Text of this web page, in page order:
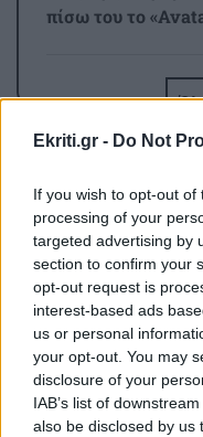
Ekriti.gr - Do Not
If you wish to opt-out
processing of your
targeted advertising by
section to confirm your
opt-out request is
interest-based ads
us or personal
your opt-out. You may
disclosure of your
IAB’s list of
also be disclosed by us
πίσω του το
3.000 ναυτικά
ΣΠΙΤΙ
Κατσαρίδα στο
ανησυχήσουμε
ΚΟΣΜΟΣ
Εξαρθρώθηκε
μεταναστών και
Πάνω από 24